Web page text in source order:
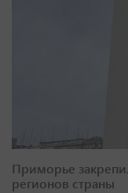
Приморье
регионов страны